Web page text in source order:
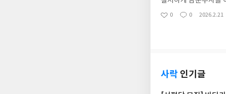
오면 좋겠다는 생각도
좋
0
댓
0
작
2026.2.21
사락 인기글